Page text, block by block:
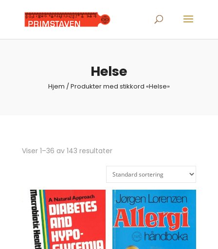
search
Helse
Hjem / Produkter med stikkord «Helse»
Viser 1–36 av 143 resultater